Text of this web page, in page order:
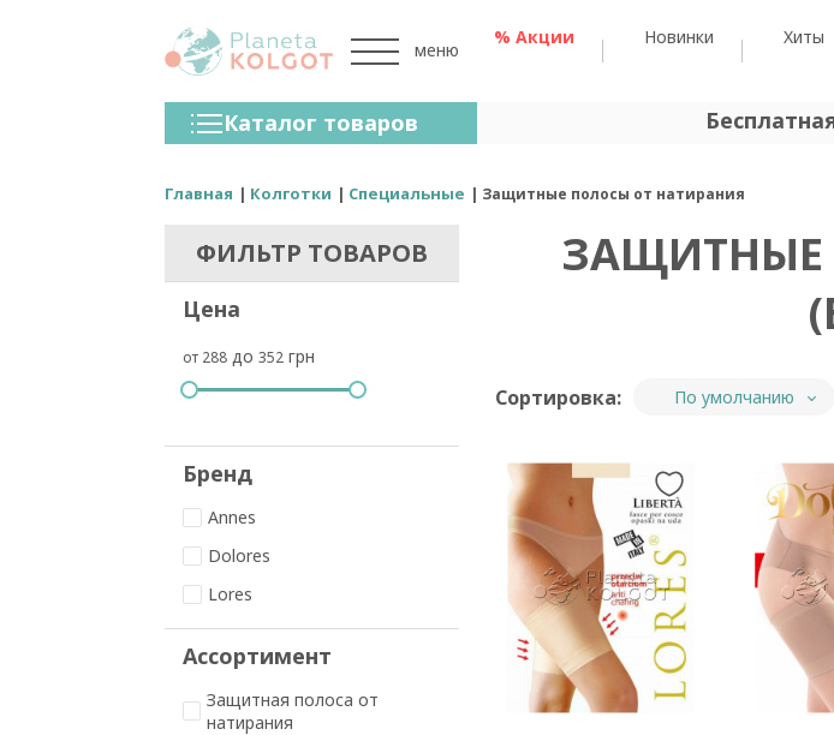
меню
% Акции Новинки Хиты
Каталог товаров
Колготки
Чулки
Нижнее Белье
Носки И Гольфы
Спортивная Одежда
Для Мужчин
Бренды
Главная Колготки Специальные Защитные полосы от натирания
ФИЛЬТР ТОВАРОВ
Цена
от 288 до 352 грн
Бренд
Annes
Dolores
Lores
Ассортимент
Защитная полоса от
натирания
ЗАЩИТНЫЕ
Сортировка: По умолчанию